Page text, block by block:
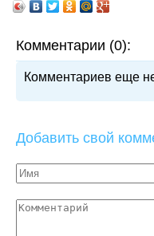
Комментарии (0):
Комментариев еще
Добавить свой